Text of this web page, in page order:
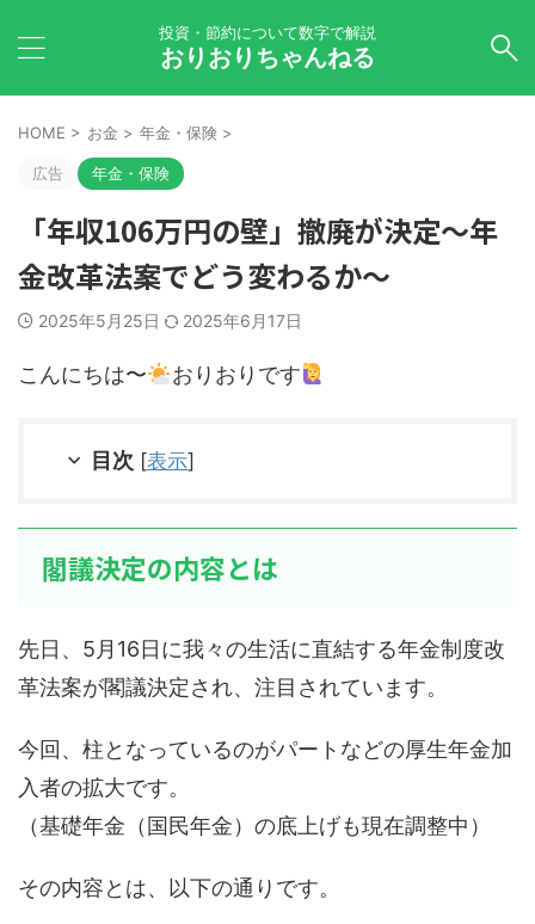
投資・節約について数字で解説
おりおりちゃんねる
HOME > お金 > 年金・保険 >
広告 年金・保険
「年収106万円の壁」撤廃が決定～年
金改革法案でどう変わるか～
2025年5月25日 2025年6月17日
こんにちは〜 おりおりです
目次 [表示]
閣議決定の内容とは
先日、5月16日に我々の生活に直結する年金制度改
革法案が閣議決定され、注目されています。
今回、柱となっているのがパートなどの厚生年金加
入者の拡大です。
（基礎年金（国民年金）の底上げも現在調整中）
その内容とは、以下の通りです。